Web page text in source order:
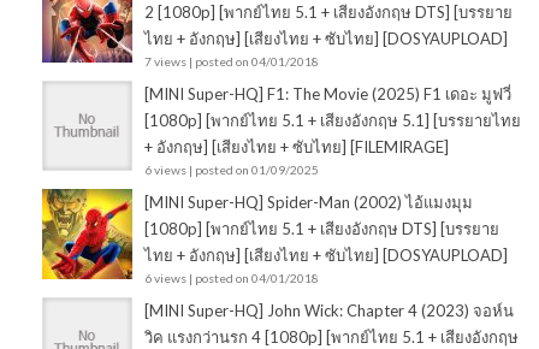
2 [1080p] [พากย์ไทย 5.1 + เสียงอังกฤษ DTS] [บรรยาย
ไทย + อังกฤษ] [เสียงไทย + ซับไทย] [DOSYAUPLOAD]
7 views | posted on 04/01/2018
[MINI Super-HQ] F1: The Movie (2025) F1 เดอะ มูฟวี่
[1080p] [พากย์ไทย 5.1 + เสียงอังกฤษ 5.1] [บรรยายไทย
+ อังกฤษ] [เสียงไทย + ซับไทย] [FILEMIRAGE]
6 views | posted on 01/09/2025
[MINI Super-HQ] Spider-Man (2002) ไอ้แมงมุม
[1080p] [พากย์ไทย 5.1 + เสียงอังกฤษ DTS] [บรรยาย
ไทย + อังกฤษ] [เสียงไทย + ซับไทย] [DOSYAUPLOAD]
6 views | posted on 04/01/2018
[MINI Super-HQ] John Wick: Chapter 4 (2023) จอห์น
วิค แรงกว่านรก 4 [1080p] [พากย์ไทย 5.1 + เสียงอังกฤษ